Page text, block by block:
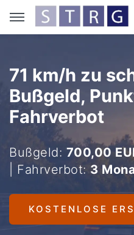
71 km/h zu
Bußgeld,
Fahrverbot
Bußgeld: 700,00
| Fahrverbot: 3
KOSTENLOSE